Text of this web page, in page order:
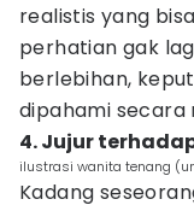
realistis yang
perhatian gak
berlebihan,
dipahami secara
4. Jujur
ilustrasi wanita tenang
Kadang